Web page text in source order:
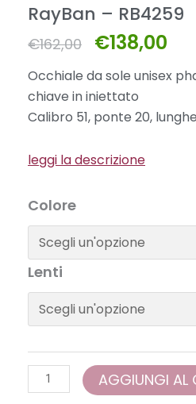
RayBan – RB4259
€162,00
Il
originale
era:
€162,00.
€138,00
Occhiale da sole unisex
chiave in iniettato
Calibro 51, ponte 20,
leggi la descrizione
Colore
Lenti
RayBan
-
RB4259
quantità
AGGIUNGI AL